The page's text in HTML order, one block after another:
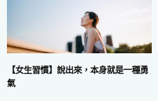
【女生習慣】說出來，本身就是一種勇
氣